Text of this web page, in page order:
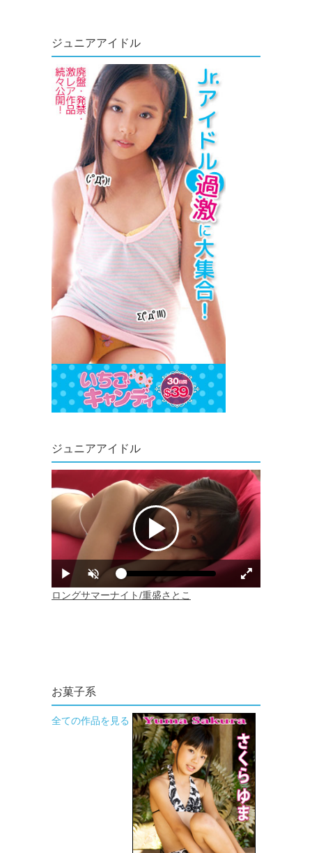
ジュニアアイドル
ジュニアアイドル
お菓子系
全ての作品を見る